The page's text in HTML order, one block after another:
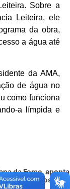
Sobre a
Leiteira, ele
da obra,
a água até
da AMA,
de água no
como funciona
a límpida e
da Fome, aponta
dos